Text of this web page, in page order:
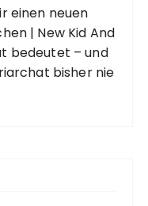
einen neuen
| New Kid And
bedeutet – und
bisher nie